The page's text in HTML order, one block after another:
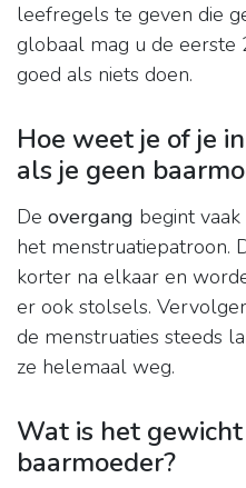
leefregels te geven die
globaal mag u de eerste
goed als niets doen.
Hoe weet je of je
als je geen
De overgang begint
het menstruatiepatroon.
korter na elkaar en
er ook stolsels.
de menstruaties steeds
ze helemaal weg.
Wat is het
baarmoeder?